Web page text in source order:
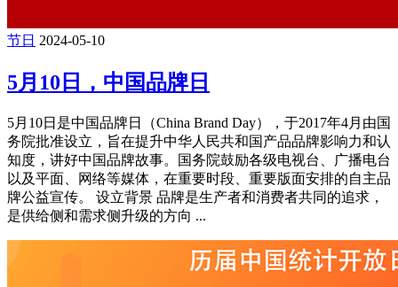
节日 2024-05-10
5月10日，中国品牌日
5月10日是中国品牌日（China Brand Day），于2017年4月由国
务院批准设立，旨在提升中华人民共和国产品品牌影响力和认
知度，讲好中国品牌故事。国务院鼓励各级电视台、广播电台
以及平面、网络等媒体，在重要时段、重要版面安排的自主品
牌公益宣传。 设立背景 品牌是生产者和消费者共同的追求，
是供给侧和需求侧升级的方向 ...